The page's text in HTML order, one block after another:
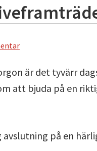
är det tyvärr
att bjuda på en
på en